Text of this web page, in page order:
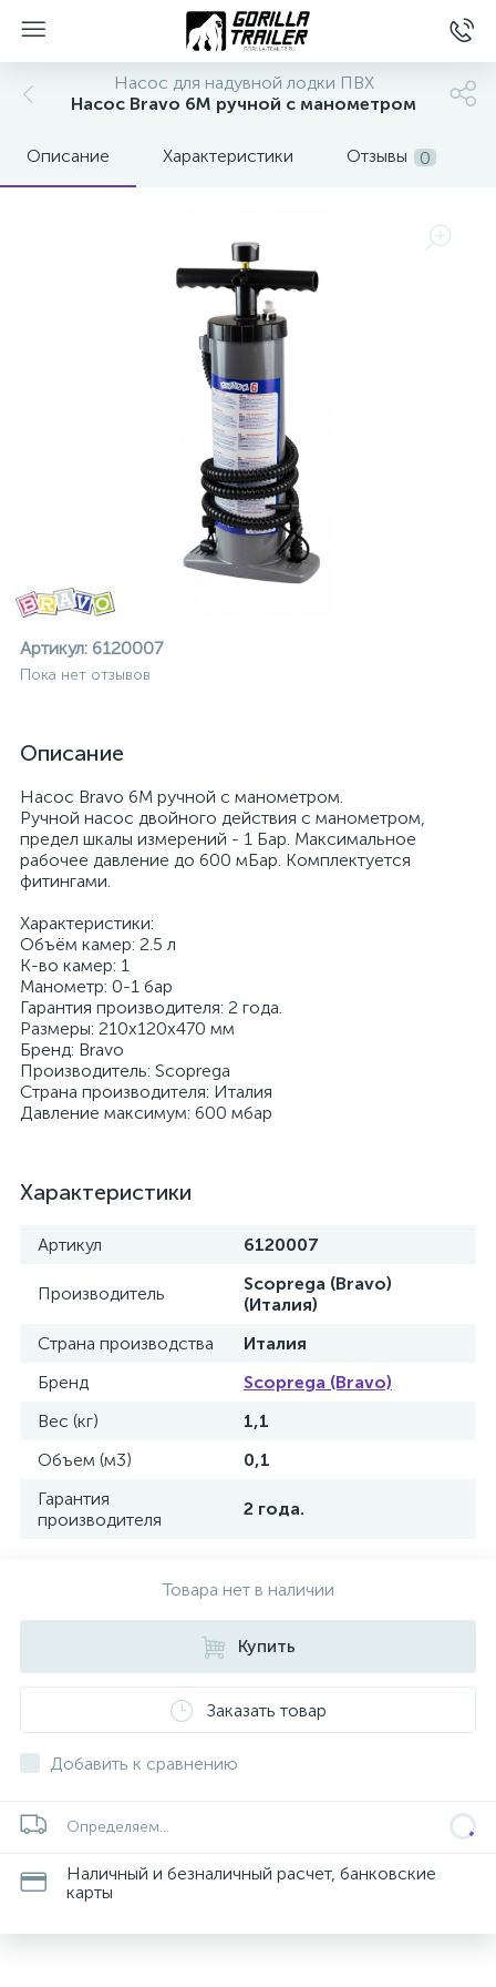
Насос для надувной лодки ПВХ
Насос Bravo 6M ручной с манометром
Описание Характеристики Отзывы 0
Артикул: 6120007
Пока нет отзывов
Описание
Насос Bravo 6M ручной с манометром.
Ручной насос двойного действия с манометром,
предел шкалы измерений - 1 Бар. Максимальное
рабочее давление до 600 мБар. Комплектуется
фитингами.
Характеристики:
Объём камер: 2.5 л
К-во камер: 1
Манометр: 0-1 бар
Гарантия производителя: 2 года.
Размеры: 210х120х470 мм
Бренд: Bravo
Производитель: Scoprega
Страна производителя: Италия
Давление максимум: 600 мбар
Характеристики
Артикул 6120007
Производитель
Scoprega (Bravo)
(Италия)
Страна производства
Италия
Бренд
Scoprega (Bravo)
Вес (кг)
1,1
Объем (м3)
0,1
Гарантия
производителя
2 года.
Товара нет в наличии
Купить
Заказать товар
Добавить к сравнению
Определяем...
Наличный и безналичный расчет, банковские
карты